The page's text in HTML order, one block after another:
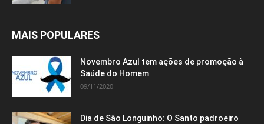
MAIS POPULARES
Novembro Azul tem ações de promoção à
Saúde do Homem
09/11/2020
Dia de São Longuinho: O Santo padroeiro